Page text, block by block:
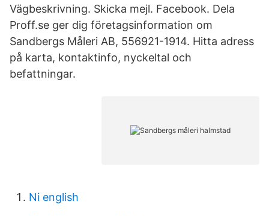
Vägbeskrivning. Skicka mejl. Facebook. Dela
Proff.se ger dig företagsinformation om
Sandbergs Måleri AB, 556921-1914. Hitta adress
på karta, kontaktinfo, nyckeltal och
befattningar.
Ni english